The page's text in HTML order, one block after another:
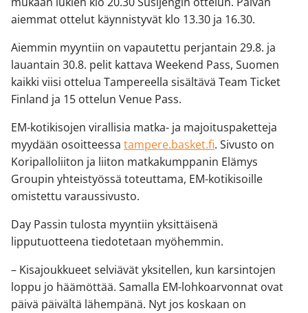
aiemmat ottelut käynnistyvät klo 13.30 ja 16.30.
Aiemmin myyntiin on vapautettu perjantain 29.8. ja
lauantain 30.8. pelit kattava Weekend Pass, Suomen
kaikki viisi ottelua Tampereella sisältävä Team Ticket
Finland ja 15 ottelun Venue Pass.
EM-kotikisojen virallisia matka- ja majoituspaketteja
myydään osoitteessa tampere.basket.fi. Sivusto on
Koripalloliiton ja liiton matkakumppanin Elämys
Groupin yhteistyössä toteuttama, EM-kotikisoille
omistettu varaussivusto.
Day Passin tulosta myyntiin yksittäisenä
lipputuotteena tiedotetaan myöhemmin.
– Kisajoukkueet selviävät yksitellen, kun karsintojen
loppu jo häämöttää. Samalla EM-lohkoarvonnat ovat
päivä päivältä lähempänä. Nyt jos koskaan on